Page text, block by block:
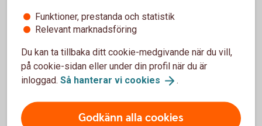
Löneväxla - merinformation
Fler pensionslösningar
Funktioner, prestanda och statistik
Relevant marknadsföring
Du kan ta tillbaka ditt cookie-medgivande när du vill,
på cookie-sidan eller under din profil när du är
inloggad. Så hanterar vi cookies .
Godkänn alla cookies